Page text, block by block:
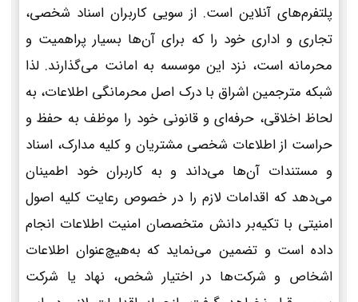
پلتفرم‌های آنلاین است. از سویی کاربران اسناد شخصی،
تجاری و اداری خود را که برای آن‌ها بسیار پراهمیت و
محرمانه است، نزد این موسسه به امانت می‌گذارند. لذا
شبکه مترجمین اشراق با درک اصل محرمانگی اطلاعات، به
لحاظ اخلاقی، حرفه‌ای و قانونی خود را موظف به حفظ و
حراست از اطلاعات شخصی مشتریان و کلیه مدارک، اسناد
و مستندات آن‌ها می‌داند و به کاربران خود اطمینان
می‌دهد که اقدامات لازم را در خصوص رعایت کلیه اصول
امنیتی با تکیه‌بر دانش متخصصان امنیت اطلاعات انجام
داده است و تضمین می‌نماید که به‌هیچ‌عنوان اطلاعات
اشخاص و شرکت‌ها در اختیار شخص، نهاد یا شرکت